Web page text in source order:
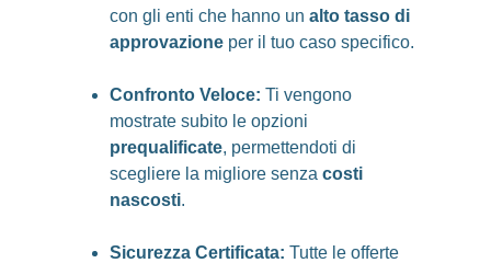
con gli enti che hanno un alto tasso di
approvazione per il tuo caso specifico.
Confronto Veloce: Ti vengono
mostrate subito le opzioni
prequalificate, permettendoti di
scegliere la migliore senza costi
nascosti.
Sicurezza Certificata: Tutte le offerte